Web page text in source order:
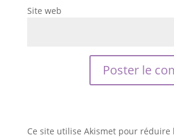
Site web
Ce site utilise Akismet pour réduire